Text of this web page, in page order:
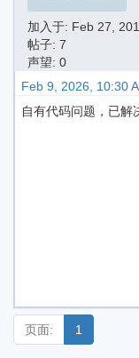
加入于: Feb 27,
帖子: 7
声望: 0
Feb 9, 2026, 10:30
自有代码问题，已解
页面: 1